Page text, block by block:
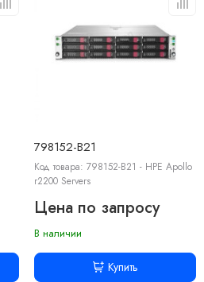
798152-B21
Код товара: 798152-B21 - HPE Apollo
r2200 Servers
Цена по запросу
В наличии
Купить